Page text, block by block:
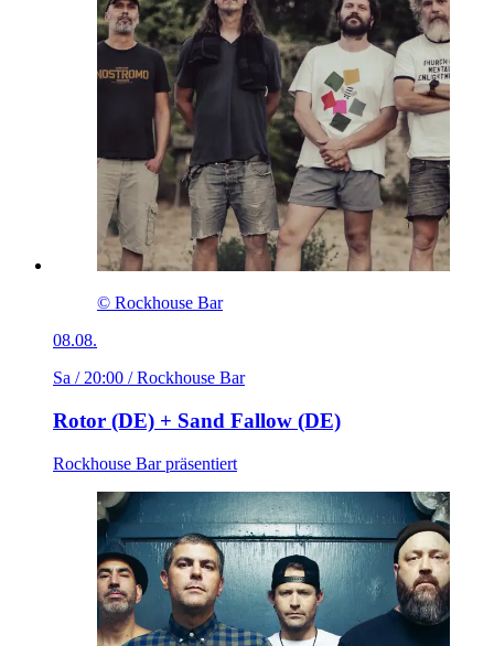
© Rockhouse Bar
08.08.
Sa / 20:00 / Rockhouse Bar
Rotor (DE) + Sand Fallow (DE)
Rockhouse Bar präsentiert